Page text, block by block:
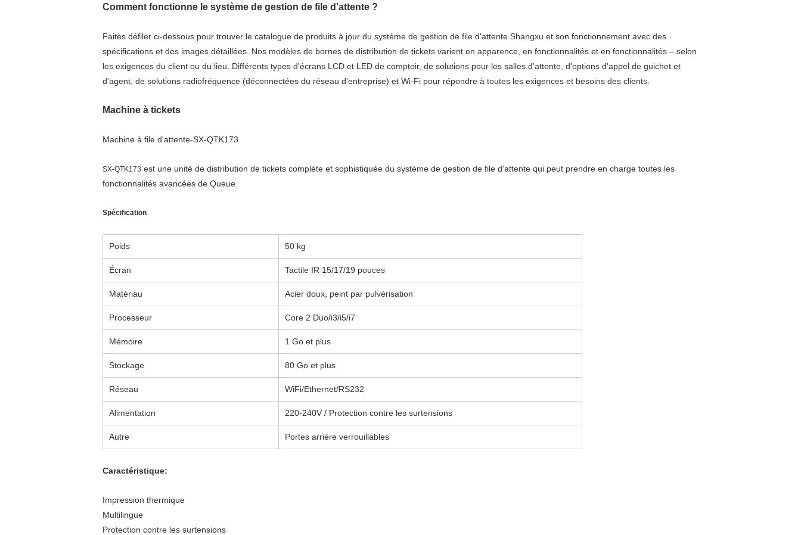
Comment fonctionne le système de gestion de file d'attente ?
Faites défiler ci-dessous pour trouver le catalogue de produits à jour du système de gestion de file d'attente Shangxu et son fonctionnement avec des
spécifications et des images détaillées. Nos modèles de bornes de distribution de tickets varient en apparence, en fonctionnalités et en fonctionnalités – selon
les exigences du client ou du lieu. Différents types d'écrans LCD et LED de comptoir, de solutions pour les salles d'attente, d'options d'appel de guichet et
d'agent, de solutions radiofréquence (déconnectées du réseau d'entreprise) et Wi-Fi pour répondre à toutes les exigences et besoins des clients.
Machine à tickets
Machine à file d'attente-SX-QTK173
SX-QTK173 est une unité de distribution de tickets complète et sophistiquée du système de gestion de file d'attente qui peut prendre en charge toutes les
fonctionnalités avancées de Queue.
Spécification
Poids 50 kg
Écran Tactile IR 15/17/19 pouces
Matériau Acier doux, peint par pulvérisation
Processeur Core 2 Duo/i3/i5/i7
Mémoire 1 Go et plus
Stockage 80 Go et plus
Réseau WiFi/Ethernet/RS232
Alimentation 220-240V / Protection contre les surtensions
Autre Portes arrière verrouillables
Caractéristique:
Impression thermique
Multilingue
Protection contre les surtensions